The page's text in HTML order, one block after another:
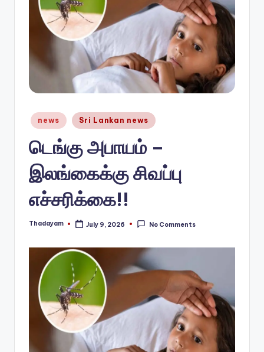
w
Posted
in
news Sri Lankan news
டெங்கு அபாயம் –
இலங்கைக்கு சிவப்பு
எச்சரிக்கை!!
Posted
Thadayam July 9, 2026 No Comments